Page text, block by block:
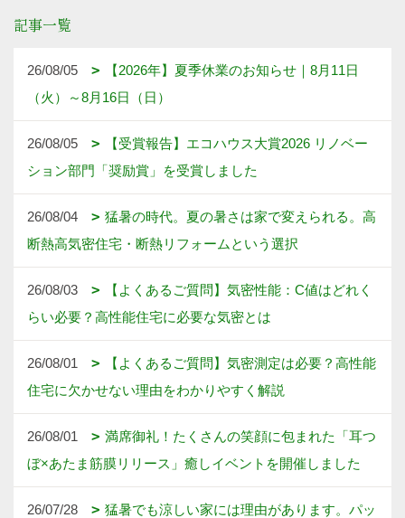
記事一覧
26/08/05
【2026年】夏季休業のお知らせ｜8月11日
（火）～8月16日（日）
26/08/05
【受賞報告】エコハウス大賞2026 リノベー
ション部門「奨励賞」を受賞しました
26/08/04
猛暑の時代。夏の暑さは家で変えられる。高
断熱高気密住宅・断熱リフォームという選択
26/08/03
【よくあるご質問】気密性能：C値はどれく
らい必要？高性能住宅に必要な気密とは
26/08/01
【よくあるご質問】気密測定は必要？高性能
住宅に欠かせない理由をわかりやすく解説
26/08/01
満席御礼！たくさんの笑顔に包まれた「耳つ
ぼ×あたま筋膜リリース」癒しイベントを開催しました
26/07/28
猛暑でも涼しい家には理由があります。パッ